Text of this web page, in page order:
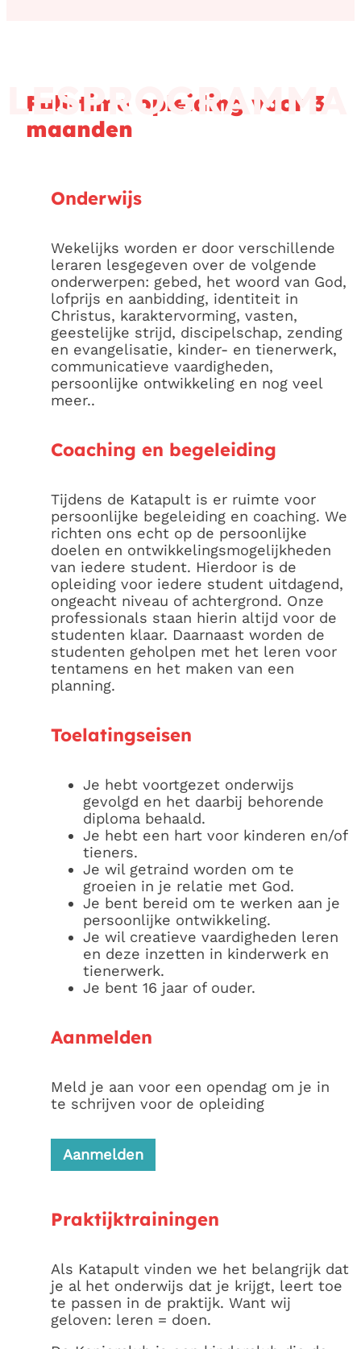
Full-time opleiding voor 3
maanden
LESPROGRAMMA
Onderwijs
Wekelijks worden er door verschillende
leraren lesgegeven over de volgende
onderwerpen: gebed, het woord van God,
lofprijs en aanbidding, identiteit in
Christus, karaktervorming, vasten,
geestelijke strijd, discipelschap, zending
en evangelisatie, kinder- en tienerwerk,
communicatieve vaardigheden,
persoonlijke ontwikkeling en nog veel
meer..
Coaching en begeleiding
Tijdens de Katapult is er ruimte voor
persoonlijke begeleiding en coaching. We
richten ons echt op de persoonlijke
doelen en ontwikkelingsmogelijkheden
van iedere student. Hierdoor is de
opleiding voor iedere student uitdagend,
ongeacht niveau of achtergrond. Onze
professionals staan hierin altijd voor de
studenten klaar. Daarnaast worden de
studenten geholpen met het leren voor
tentamens en het maken van een
planning.
Toelatingseisen
Je hebt voortgezet onderwijs
gevolgd en het daarbij behorende
diploma behaald.
Je hebt een hart voor kinderen en/of
tieners.
Je wil getraind worden om te
groeien in je relatie met God.
Je bent bereid om te werken aan je
persoonlijke ontwikkeling.
Je wil creatieve vaardigheden leren
en deze inzetten in kinderwerk en
tienerwerk.
Je bent 16 jaar of ouder.
Aanmelden
Meld je aan voor een opendag om je in
te schrijven voor de opleiding
Aanmelden
Praktijktrainingen
Als Katapult vinden we het belangrijk dat
je al het onderwijs dat je krijgt, leert toe
te passen in de praktijk. Want wij
geloven: leren = doen.